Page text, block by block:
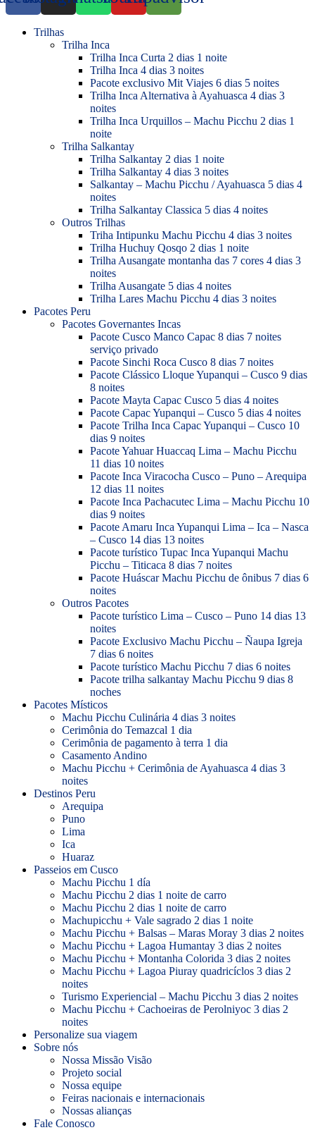
Trilhas
Trilha Inca
Trilha Inca Curta 2 dias 1 noite
Trilha Inca 4 dias 3 noites
Pacote exclusivo Mit Viajes 6 dias 5 noites
Trilha Inca Alternativa à Ayahuasca 4 dias 3
noites
Trilha Inca Urquillos – Machu Picchu 2 dias 1
noite
Trilha Salkantay
Trilha Salkantay 2 dias 1 noite
Trilha Salkantay 4 dias 3 noites
Salkantay – Machu Picchu / Ayahuasca 5 dias 4
noites
Trilha Salkantay Classica 5 dias 4 noites
Outros Trilhas
Triha Intipunku Machu Picchu 4 dias 3 noites
Trilha Huchuy Qosqo 2 dias 1 noite
Trilha Ausangate montanha das 7 cores 4 dias 3
noites
Trilha Ausangate 5 dias 4 noites
Trilha Lares Machu Picchu 4 dias 3 noites
Pacotes Peru
Pacotes Governantes Incas
Pacote Cusco Manco Capac 8 dias 7 noites
serviço privado
Pacote Sinchi Roca Cusco 8 dias 7 noites
Pacote Clássico Lloque Yupanqui – Cusco 9 dias
8 noites
Pacote Mayta Capac Cusco 5 dias 4 noites
Pacote Capac Yupanqui – Cusco 5 dias 4 noites
Pacote Trilha Inca Capac Yupanqui – Cusco 10
dias 9 noites
Pacote Yahuar Huaccaq Lima – Machu Picchu
11 dias 10 noites
Pacote Inca Viracocha Cusco – Puno – Arequipa
12 dias 11 noites
Pacote Inca Pachacutec Lima – Machu Picchu 10
dias 9 noites
Pacote Amaru Inca Yupanqui Lima – Ica – Nasca
– Cusco 14 dias 13 noites
Pacote turístico Tupac Inca Yupanqui Machu
Picchu – Titicaca 8 dias 7 noites
Pacote Huáscar Machu Picchu de ônibus 7 dias 6
noites
Outros Pacotes
Pacote turístico Lima – Cusco – Puno 14 dias 13
noites
Pacote Exclusivo Machu Picchu – Ñaupa Igreja
7 dias 6 noites
Pacote turístico Machu Picchu 7 dias 6 noites
Pacote trilha salkantay Machu Picchu 9 dias 8
noches
Pacotes Místicos
Machu Picchu Culinária 4 dias 3 noites
Cerimônia do Temazcal 1 dia
Cerimônia de pagamento à terra 1 dia
Casamento Andino
Machu Picchu + Cerimônia de Ayahuasca 4 dias 3
noites
Destinos Peru
Arequipa
Puno
Lima
Ica
Huaraz
Passeios em Cusco
Machu Picchu 1 día
Machu Picchu 2 dias 1 noite de carro
Machu Picchu 2 dias 1 noite de carro
Machupicchu + Vale sagrado 2 dias 1 noite
Machu Picchu + Balsas – Maras Moray 3 dias 2 noites
Machu Picchu + Lagoa Humantay 3 dias 2 noites
Machu Picchu + Montanha Colorida 3 dias 2 noites
Machu Picchu + Lagoa Piuray quadricíclos 3 dias 2
noites
Turismo Experiencial – Machu Picchu 3 dias 2 noites
Machu Picchu + Cachoeiras de Perolniyoc 3 dias 2
noites
Personalize sua viagem
Sobre nós
Nossa Missão Visão
Projeto social
Nossa equipe
Feiras nacionais e internacionais
Nossas alianças
Fale Conosco